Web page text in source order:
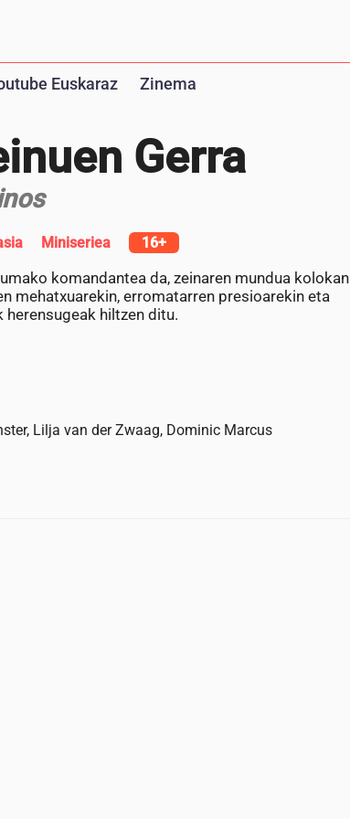
Euskaraz Zinema
Gerra
Miniseriea 16+
komandantea da, zeinaren mundua kolokan
mehatxuarekin, erromatarren presioarekin eta
hiltzen ditu.
Lilja van der Zwaag, Dominic Marcus